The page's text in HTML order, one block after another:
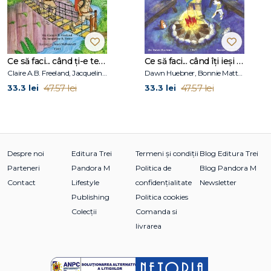
Ce să faci... când ți-e teamă de greșeli. Ghid pentru copiii care nu acceptă să fie imperfecți
Claire A.B. Freeland, Jacqueline B. Toner, Janet McDonnell
33.3 lei 47.57 lei
Ce să faci... când îţi ieşi din fire. Ghid pentru copiii care nu-şi pot stăpâni furia
Dawn Huebner, Bonnie Matthews
33.3 lei 47.57 lei
Despre noi
Parteneri
Contact
Editura Trei
Pandora M
Lifestyle
Publishing
Colecții
Termeni și condiții
Politica de
confidențialitate
Politica cookies
Comanda si
livrarea
Blog Editura Trei
Blog Pandora M
Newsletter